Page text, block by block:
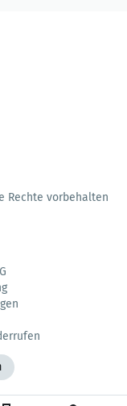
Rechte vorbehalten